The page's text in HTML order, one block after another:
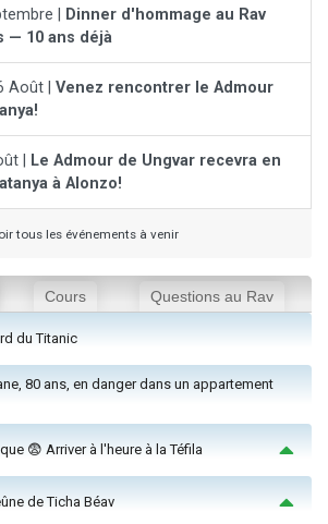
|
Dinner d'hommage au Rav
— 10 ans déjà
Août | Venez rencontrer le Admour
|
Le Admour de Ungvar recevra en
à Alonzo!
tous les événements à venir
Cours Questions au Rav
du Titanic
80 ans, en danger dans un appartement
😨 Arriver à l'heure à la Téfila
de Ticha Béav